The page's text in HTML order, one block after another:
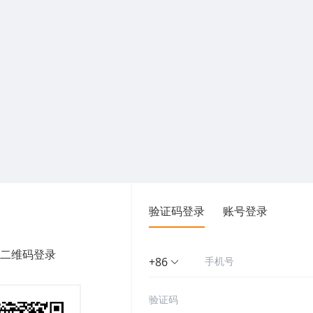
维码登录
验证码登录 账号登录
+86